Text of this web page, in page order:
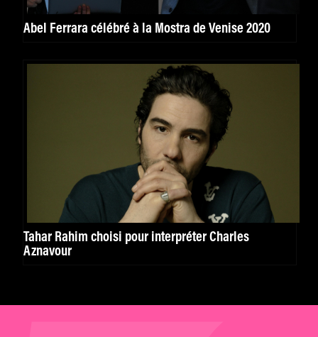
Abel Ferrara célébré à la Mostra de Venise 2020
Tahar Rahim choisi pour interpréter Charles
Aznavour